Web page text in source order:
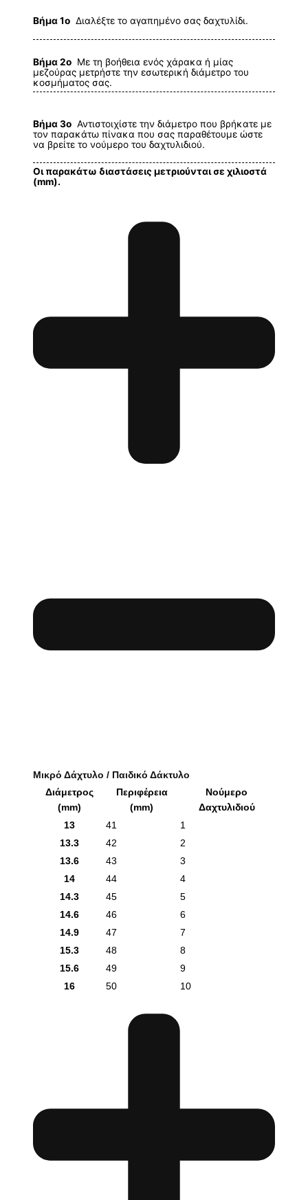
Βήμα 1ο Διαλέξτε το αγαπημένο σας δαχτυλίδι.
Βήμα 2ο Με τη βοήθεια ενός χάρακα ή μίας
μεζούρας μετρήστε την εσωτερική διάμετρο του
κοσμήματος σας.
Βήμα 3ο Αντιστοιχίστε την διάμετρο που βρήκατε με
τον παρακάτω πίνακα που σας παραθέτουμε ώστε
να βρείτε το νούμερο του δαχτυλιδιού.
Οι παρακάτω διαστάσεις μετριούνται σε χιλιοστά
(mm).
Μικρό Δάχτυλο / Παιδικό Δάκτυλο
Διάμετρος
(mm)
Περιφέρεια
(mm)
Νούμερο
Δαχτυλιδιού
13
41
1
13.3
42
2
13.6
43
3
14
44
4
14.3
45
5
14.6
46
6
14.9
47
7
15.3
48
8
15.6
49
9
16
50 10